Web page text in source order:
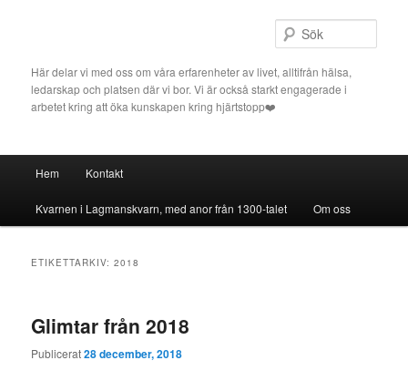
innehåll
innehållHär delar vi med oss om våra erfarenheter av livet, alltifrån hälsa,
ledarskap och platsen där vi bor. Vi är också starkt engagerade i
arbetet kring att öka kunskapen kring hjärtstopp❤️
Hem Kontakt
Kvarnen i Lagmanskvarn, med anor från 1300-talet Om oss
ETIKETTARKIV:2018
Glimtar från 2018
Publicerat28 december, 2018